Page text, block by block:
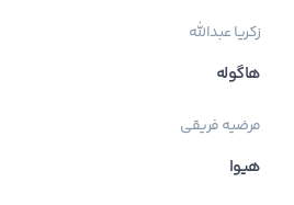
زکریا عبدالله
هاگوله
مرضیه فریقی
هیوا